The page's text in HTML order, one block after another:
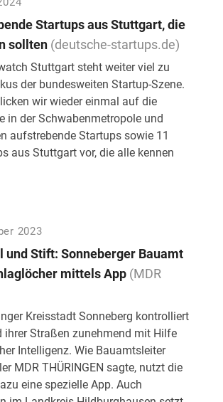
Startups aus Stuttgart, die
sollten (deutsche-startups.de)
Stuttgart steht weiter viel zu
der bundesweiten Startup-Szene.
wir wieder einmal auf die
in der Schwabenmetropole und
aufstrebende Startups sowie 11
aus Stuttgart vor, die alle kennen
2023
und Stift: Sonneberger Bauamt
mittels App (MDR
Kreisstadt Sonneberg kontrolliert
ihrer Straßen zunehmend mit Hilfe
Intelligenz. Wie Bauamtsleiter
MDR THÜRINGEN sagte, nutzt die
eine spezielle App. Auch